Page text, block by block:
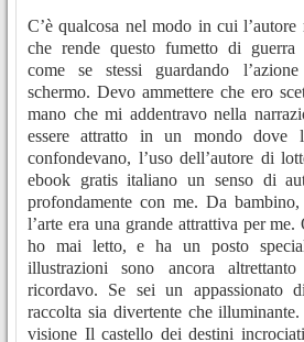
C’è qualcosa nel modo in cui
che rende questo fumetto di guerra
come se stessi guardando
schermo. Devo ammettere che ero
mano che mi addentravo nella
essere attratto in un mondo
confondevano, l’uso dell’autore di
ebook gratis italiano un senso di
profondamente con me. Da
l’arte era una grande attrattiva per
ho mai letto, e ha un posto
illustrazioni sono ancora
ricordavo. Se sei un appassionato
raccolta sia divertente che
visione Il castello dei destini